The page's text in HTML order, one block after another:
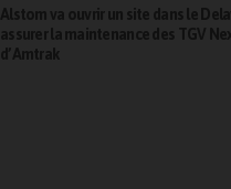
Alstom va ouvrir un site dans le
assurer la maintenance des TGV
d’Amtrak